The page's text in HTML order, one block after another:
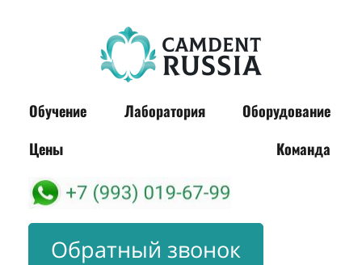
Обучение Лаборатория
Оборудование
Цены
Команда
Обратный звонок